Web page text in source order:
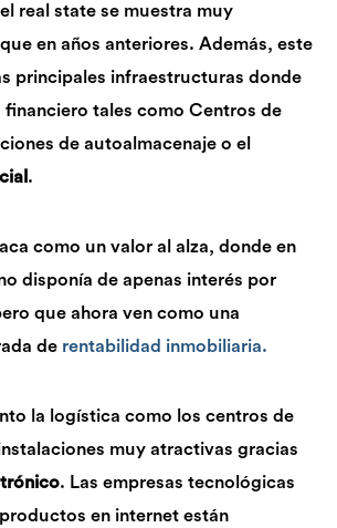
real state se muestra muy
en años anteriores. Además, este
principales infraestructuras donde
tales como Centros de
de autoalmacenaje o el
.
como un valor al alza, donde en
disponía de apenas interés por
que ahora ven como una
de rentabilidad inmobiliaria.
la logística como los centros de
muy atractivas gracias
. Las empresas tecnológicas
en internet están